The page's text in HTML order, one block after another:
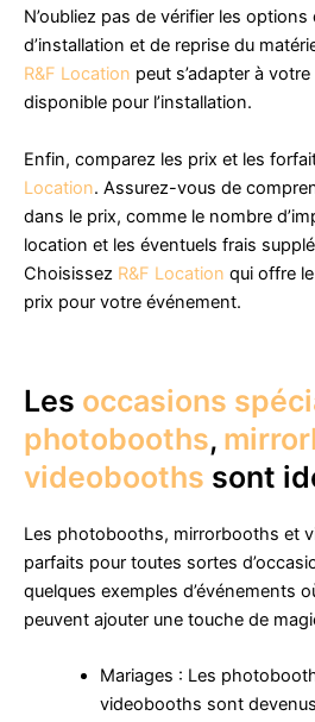
N’oubliez pas de vérifier les options
d’installation et de reprise du
R&F Location peut s’adapter à
disponible pour l’installation.
Enfin, comparez les prix et les
Location. Assurez-vous de
dans le prix, comme le nombre
location et les éventuels frais
Choisissez R&F Location qui offre
prix pour votre événement.
Les occasions
photobooths,
videobooths sont
Les photobooths, mirrorbooths et
parfaits pour toutes sortes
quelques exemples d’événements
peuvent ajouter une touche de
Mariages : Les
videobooths sont